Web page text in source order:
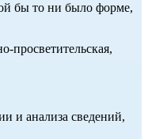
бы то ни было форме,
просветительская,
и анализа сведений,